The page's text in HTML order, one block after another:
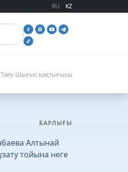
RU KZ
Шығыс қақтығысы
БАРЛЫҒЫ
Алтынай
тойына неге